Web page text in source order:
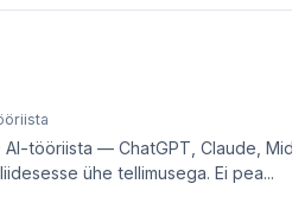
AI-tööriista — ChatGPT, Claude,
ühe tellimusega. Ei pea...